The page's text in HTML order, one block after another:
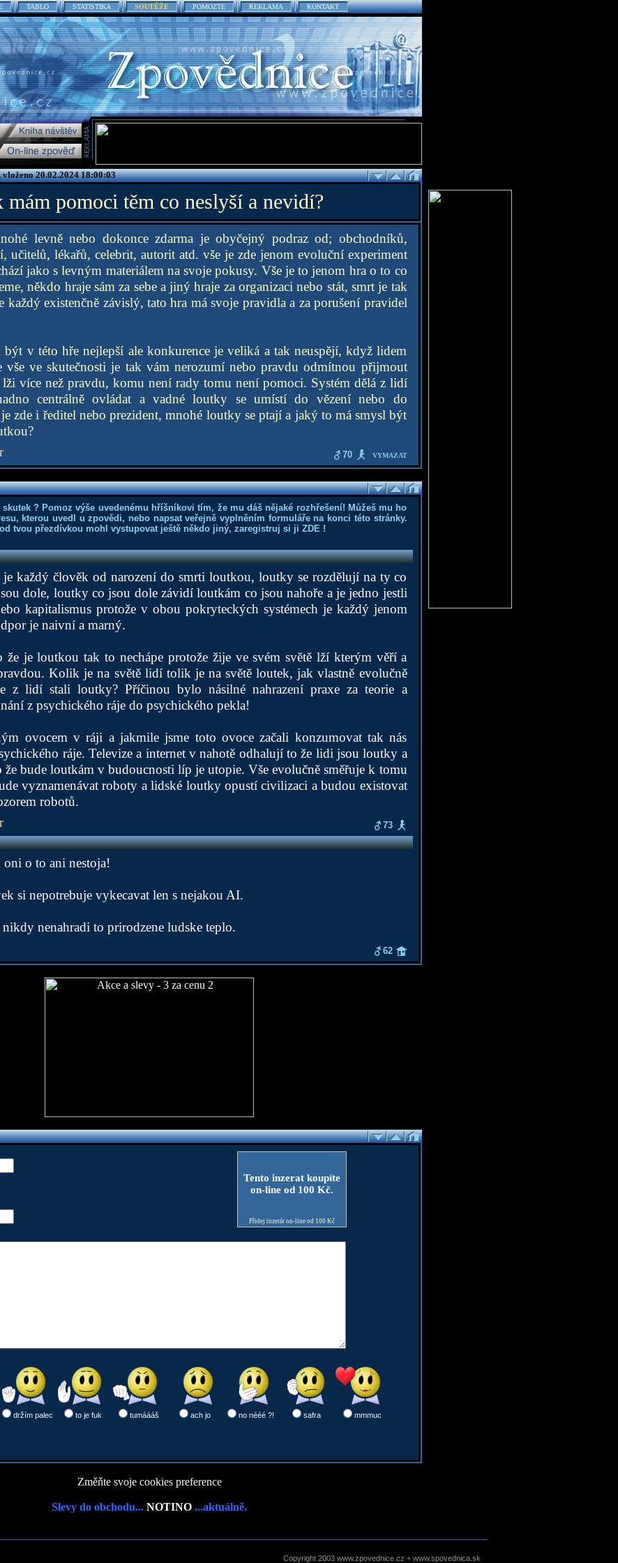
TABLO STATISTIKA SOUTĚŽE POMOZTE REKLAMA KONTAKT
20.02.2024 18:00:03
mám pomoci těm co neslyší a nevidí?
levně nebo dokonce zdarma je obyčejný podraz od; obchodníků,
učitelů, lékařů, celebrit, autorit atd. vše je zde jenom evoluční experiment
jako s levným materiálem na svoje pokusy. Vše je to jenom hra o to co
někdo hraje sám za sebe a jiný hraje za organizaci nebo stát, smrt je tak
každý existenčně závislý, tato hra má svoje pravidla a za porušení pravidel
v této hře nejlepší ale konkurence je veliká a tak neuspějí, když lidem
vše ve skutečnosti je tak vám nerozumí nebo pravdu odmítnou přijmout
více než pravdu, komu není rady tomu není pomoci. Systém dělá z lidí
centrálně ovládat a vadné loutky se umístí do vězení nebo do
zde i ředitel nebo prezident, mnohé loutky se ptají a jaký to má smysl být
70 VYMAZAT
? Pomoz výše uvedenému hříšníkovi tím, že mu dáš nějaké rozhřešení! Můžeš mu ho
kterou uvedl u zpovědi, nebo napsat veřejně vyplněním formuláře na konci této stránky.
tvou přezdívkou mohl vystupovat ještě někdo jiný, zaregistruj si ji ZDE!
je každý člověk od narození do smrti loutkou, loutky se rozdělují na ty co
dole, loutky co jsou dole závidí loutkám co jsou nahoře a je jedno jestli
kapitalismus protože v obou pokryteckých systémech je každý jenom
je naivní a marný.
je loutkou tak to nechápe protože žije ve svém světě lží kterým věří a
Kolik je na světě lidí tolik je na světě loutek, jak vlastně evolučně
z lidí stali loutky? Příčinou bylo násilné nahrazení praxe za teorie a
z psychického ráje do psychického pekla!
ovocem v ráji a jakmile jsme toto ovoce začali konzumovat tak nás
ráje. Televize a internet v nahotě odhalují to že lidi jsou loutky a
že bude loutkám v budoucnosti líp je utopie. Vše evolučně směřuje k tomu
vyznamenávat roboty a lidské loutky opustí civilizaci a budou existovat
robotů.
73
o to ani nestoja!
si nepotrebuje vykecavat len s nejakou AI.
nenahradi to prirodzene ludske teplo.
62
Tento inzerat koupíte
on-line od 100 Kč.
Přidej inzerát on-line od 100 Kč
držím palec to je fuk tumáááš ach jo no nééé ?! safra
mmmuc
Změňte svoje cookies preference
Slevy do obchodu... NOTINO ...aktuálně.
Copyright 2003 www.zpovednice.cz + www.spovednica.sk